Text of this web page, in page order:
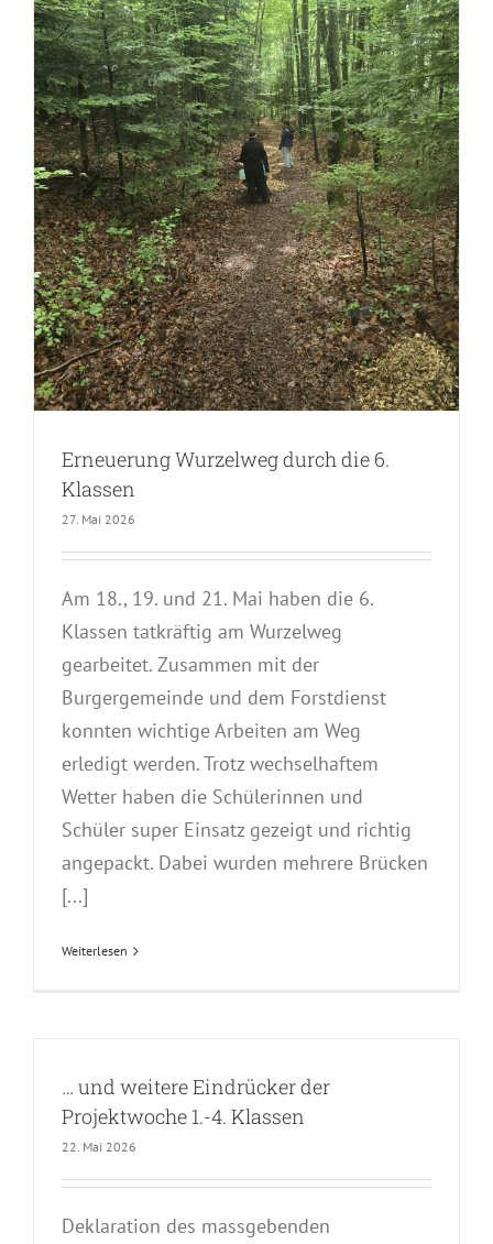
Erneuerung Wurzelweg durch die 6.
Klassen
27. Mai 2026
Am 18., 19. und 21. Mai haben die 6.
Klassen tatkräftig am Wurzelweg
gearbeitet. Zusammen mit der
Burgergemeinde und dem Forstdienst
konnten wichtige Arbeiten am Weg
erledigt werden. Trotz wechselhaftem
Wetter haben die Schülerinnen und
Schüler super Einsatz gezeigt und richtig
angepackt. Dabei wurden mehrere Brücken
[...]
Weiterlesen
… und weitere Eindrücker der
Projektwoche 1.-4. Klassen
22. Mai 2026
Deklaration des massgebenden